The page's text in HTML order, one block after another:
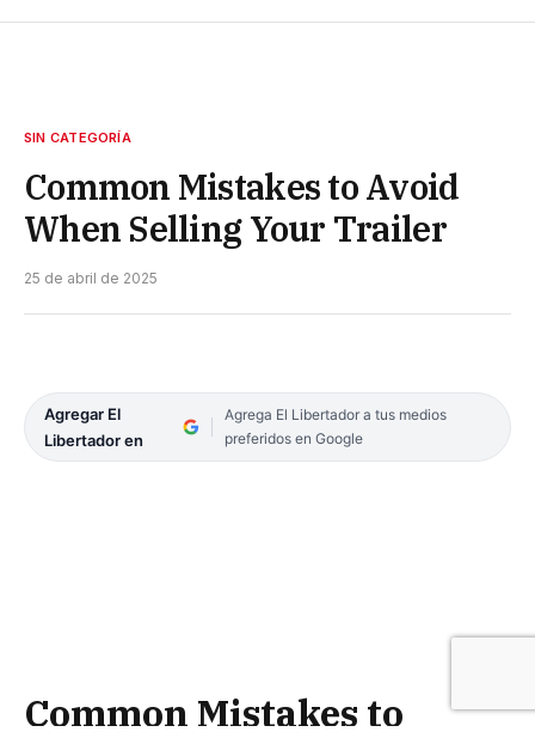
SIN CATEGORÍA
Common Mistakes to Avoid
When Selling Your Trailer
25 de abril de 2025
Agregar El
Libertador en
Agrega El Libertador a tus medios
preferidos en Google
Common Mistakes to